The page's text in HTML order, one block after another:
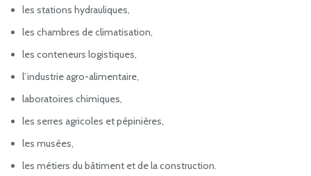
les stations hydrauliques,
les chambres de climatisation,
les conteneurs logistiques,
l’industrie agro-alimentaire,
laboratoires chimiques,
les serres agricoles et pépinières,
les musées,
les métiers du bâtiment et de la construction.